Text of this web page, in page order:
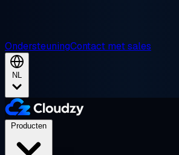
OndersteuningContact met sales
NL